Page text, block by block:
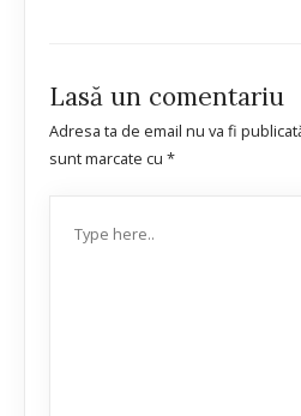
Lasă un comentariu
Adresa ta de email nu va fi
sunt marcate cu *